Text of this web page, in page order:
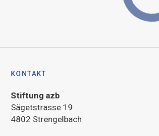
KONTAKT
Stiftung azb
Sägetstrasse 19
4802 Strengelbach